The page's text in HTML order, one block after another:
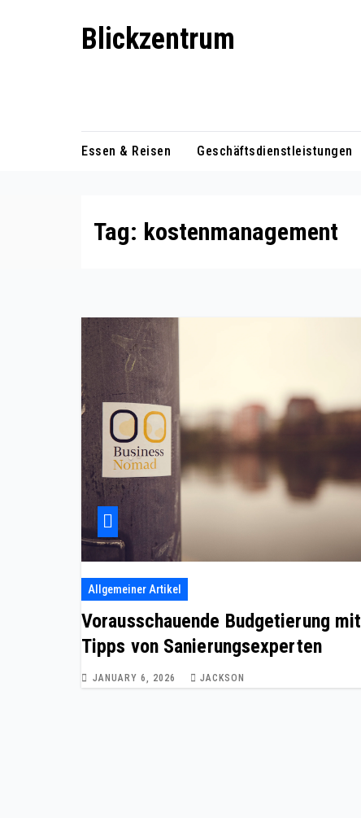
Blickzentrum
Essen & Reisen Geschäftsdienstleistungen
Tag: kostenmanagement
Allgemeiner Artikel
Vorausschauende Budgetierung mit
Tipps von Sanierungsexperten
JANUARY 6, 2026 JACKSON